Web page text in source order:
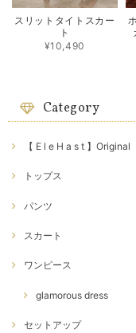
スリットタイトスカー
ト
¥10,490
Category
【 E l e H a s t 】Original
トップス
パンツ
スカート
ワンピース
glamorous dress
セットアップ